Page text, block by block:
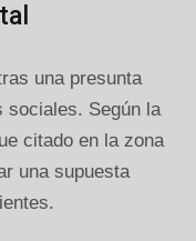
una presunta
sociales. Según la
citado en la zona
una supuesta